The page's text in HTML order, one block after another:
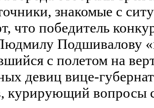
знакомые с
что победитель
Подшивалову
с полетом на
девиц вице-
курирующий вопросы